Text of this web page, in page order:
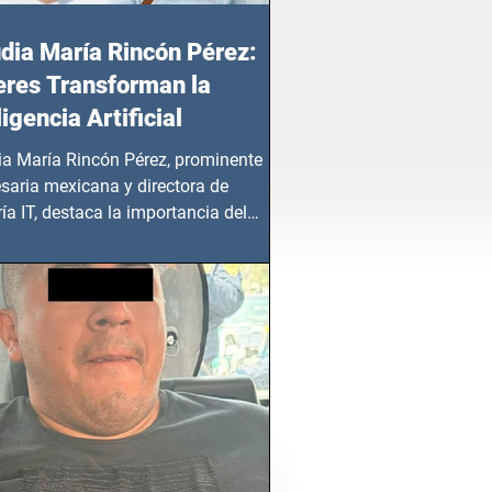
María Rincón Pérez:
Transforman la
Artificial
María Rincón Pérez, prominente
mexicana y directora de
IT, destaca la importancia del